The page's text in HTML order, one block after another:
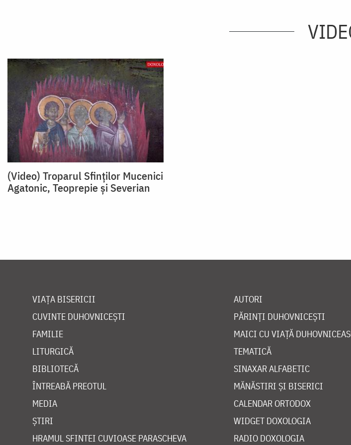
(Video) Troparul Sfinților Mucenici
Agatonic, Teoprepie și Severian
VIAȚA BISERICII
CUVINTE DUHOVNICEȘTI
FAMILIE
LITURGICĂ
BIBLIOTECĂ
ÎNTREABĂ PREOTUL
MEDIA
ȘTIRI
HRAMUL SFINTEI CUVIOASE PARASCHEVA
AUTORI
PĂRINȚI DUHOVNICEȘTI
MAICI CU VIAȚĂ
TEMATICĂ
SINAXAR ALFABETIC
MĂNĂSTIRI ȘI BISERICI
CALENDAR ORTODOX
WIDGET DOXOLOGIA
RADIO DOXOLOGIA